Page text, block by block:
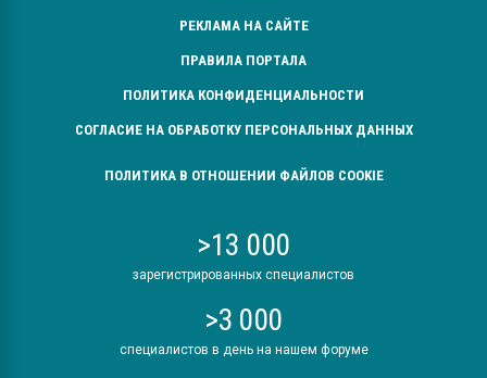
РЕКЛАМА НА САЙТЕ
ПРАВИЛА ПОРТАЛА
ПОЛИТИКА КОНФИДЕНЦИАЛЬНОСТИ
СОГЛАСИЕ НА ОБРАБОТКУ ПЕРСОНАЛЬНЫХ ДАННЫХ
ПОЛИТИКА В ОТНОШЕНИИ ФАЙЛОВ COOKIE
>13 000
зарегистрированных специалистов
>3 000
специалистов в день на нашем форуме